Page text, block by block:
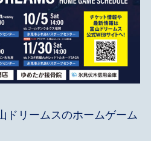
リームスのホームゲーム